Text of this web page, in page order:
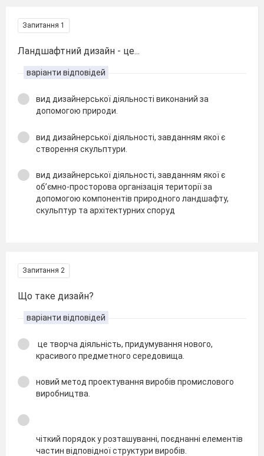
Запитання 1
Ландшафтний дизайн - це...
варіанти відповідей
вид дизайнерської діяльності виконаний за
допомогою природи.
вид дизайнерської діяльності, завданням якої є
створення скульптури.
вид дизайнерської діяльності, завданням якої є
об’ємно-просторова організація території за
допомогою компонентів природного ландшафту,
скульптур та архітектурних споруд
Запитання 2
Що таке дизайн?
варіанти відповідей
це творча діяльність, придумування нового,
красивого предметного середовища.
новий метод проектування виробів промислового
виробництва.
чіткий порядок у розташуванні, поєднанні елементів
частин відповідної структури виробів.